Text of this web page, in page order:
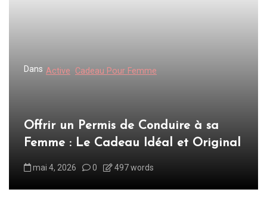
Dans Active Cadeau Pour Femme
Offrir un Permis de Conduire à sa
Femme : Le Cadeau Idéal et Original
mai 4, 2026 0 497 words